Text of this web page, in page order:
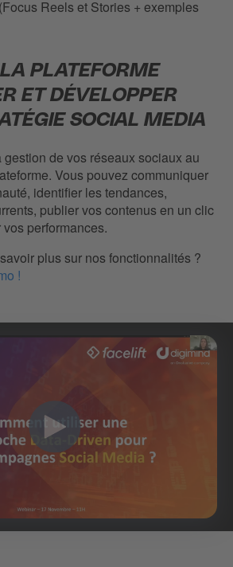
Reels et Stories + exemples
PLATEFORME
ET DÉVELOPPER
SOCIAL MEDIA
de vos réseaux sociaux au
Vous pouvez communiquer
identifier les tendances,
publier vos contenus en un clic
performances.
plus sur nos fonctionnalités ?
!